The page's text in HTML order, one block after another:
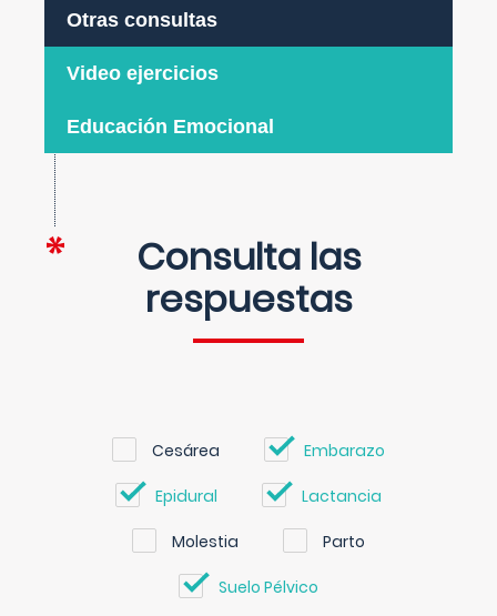
Otras consultas
Video ejercicios
Educación Emocional
Consulta las
respuestas
Cesárea Embarazo
Epidural Lactancia
Molestia Parto
Suelo Pélvico